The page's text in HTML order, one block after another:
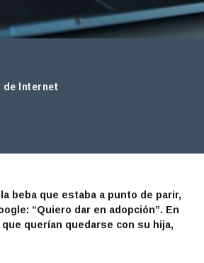
de Internet
beba que estaba a punto de parir,
“Quiero dar en adopción”. En
querían quedarse con su hija,